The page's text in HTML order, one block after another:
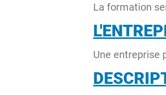
La formation
Une entreprise